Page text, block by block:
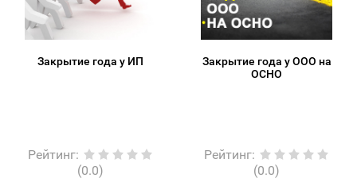
Закрытие года у ИП
Рейтинг:
(0.0)
Закрытие года у ООО на
ОСНО
Рейтинг:
(0.0)